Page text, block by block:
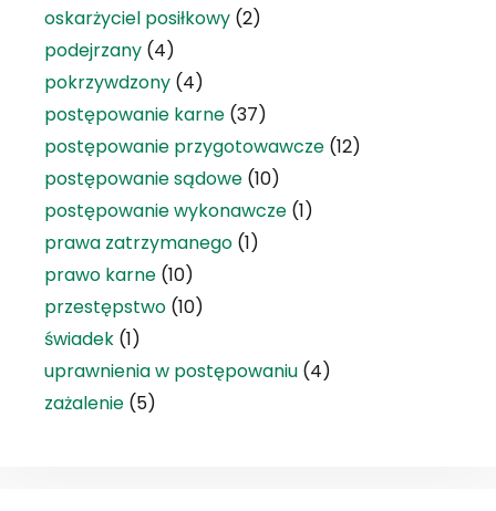
oskarżyciel posiłkowy (2)
podejrzany (4)
pokrzywdzony (4)
postępowanie karne (37)
postępowanie przygotowawcze (12)
postępowanie sądowe (10)
postępowanie wykonawcze (1)
prawa zatrzymanego (1)
prawo karne (10)
przestępstwo (10)
świadek (1)
uprawnienia w postępowaniu (4)
zażalenie (5)